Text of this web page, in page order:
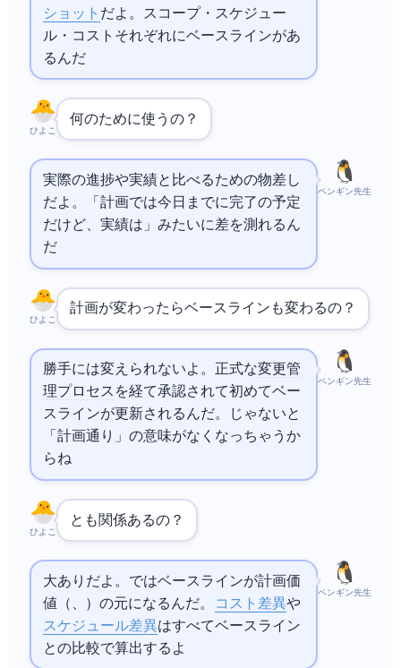
ショット だよ。スコープ・スケジュー
ル・コストそれぞれにベースラインがあ
るんだ
ひよこ
何のために使うの？
ペンギン先生
実際の進捗や実績と比べるための物差し
だよ。「計画では今日までに50%完了の予定
だけど、実績は40%」みたいに差を測れるん
だ
ひよこ
計画が変わったらベースラインも変わるの？
ペンギン先生
勝手には変えられないよ。正式な変更管
理プロセス を経て承認されて初めてベー
スラインが更新されるんだ。じゃないと
「計画通り」の意味がなくなっちゃうか
らね
ひよこ
とも関係あるの？
ペンギン先生
大ありだよ。 ではベースラインが計画価
値（PV、Planned Value）の元になるんだ。
コスト差異や
スケジュール差異はすべてベースライン
との比較で算出するよ